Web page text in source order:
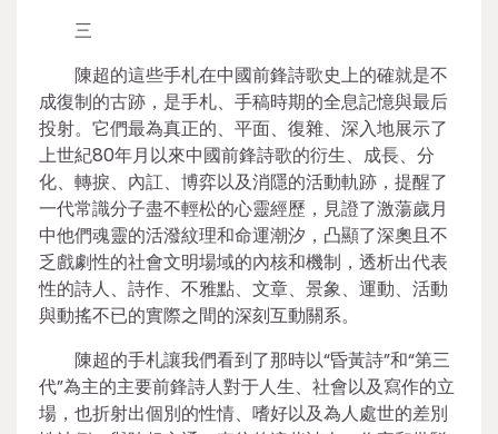
三
陳超的這些手札在中國前鋒詩歌史上的確就是不
成復制的古跡，是手札、手稿時期的全息記憶與最后
投射。它們最為真正的、平面、復雜、深入地展示了
上世紀80年月以來中國前鋒詩歌的衍生、成長、分
化、轉捩、內訌、博弈以及消隱的活動軌跡，提醒了
一代常識分子盡不輕松的心靈經歷，見證了激蕩歲月
中他們魂靈的活潑紋理和命運潮汐，凸顯了深奧且不
乏戲劇性的社會文明場域的內核和機制，透析出代表
性的詩人、詩作、不雅點、文章、景象、運動、活動
與動搖不已的實際之間的深刻互動關系。
陳超的手札讓我們看到了那時以“昏黃詩”和“第三
代”為主的主要前鋒詩人對于人生、社會以及寫作的立
場，也折射出個別的性情、嗜好以及為人處世的差別